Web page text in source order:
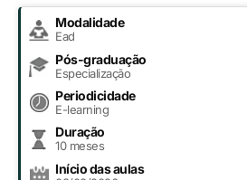
Modalidade
Ead
Pós-graduação
Especialização
Periodicidade
E-learning
Duração
10 meses
Início das aulas